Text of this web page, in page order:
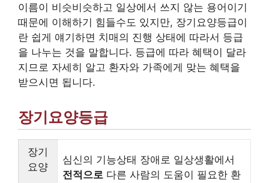
이름이 비슷비슷하고 일상에서 쓰지 않는 용어이기
때문에 이해하기 힘들수도 있지만, 장기요양등급이
란 쉽게 얘기하면 치매의 진행 상태에 따라서 등급
을 나누는 것을 말합니다. 등급에 따라 혜택이 달라
지므로 자세히 알고 환자와 가족에게 맞는 혜택을
받으시면 됩니다.
장기요양등급
장기
요양
심신의 기능상태 장애로 일상생활에서
전적으로 다른 사람의 도움이 필요한 환